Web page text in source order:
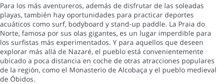
Para los más aventureros, además de disfrutar de las soleadas
playas, también hay oportunidades para practicar deportes
acuáticos como surf, bodyboard y stand-up paddle. La Praia do
Norte, famosa por sus olas gigantes, es un lugar imperdible para
los surfistas más experimentados. Y para aquellos que deseen
explorar más allá de Nazaré, el pueblo está convenientemente
ubicado a poca distancia en coche de otras atracciones populares
de la región, como el Monasterio de Alcobaça y el pueblo medieval
de Óbidos.